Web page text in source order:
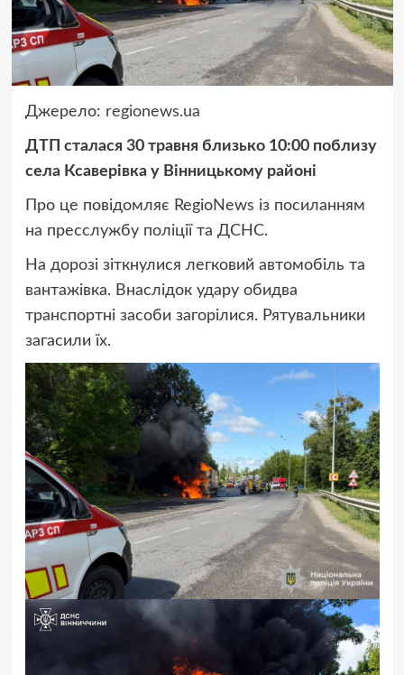
Джерело: regionews.ua
ДТП сталася 30 травня близько 10:00 поблизу
села Ксаверівка у Вінницькому районі
Про це повідомляє RegioNews із посиланням
на пресслужбу поліції та ДСНС.
На дорозі зіткнулися легковий автомобіль та
вантажівка. Внаслідок удару обидва
транспортні засоби загорілися. Рятувальники
загасили їх.